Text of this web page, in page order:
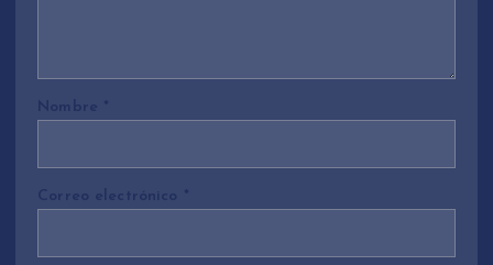
Nombre *
Correo electrónico *